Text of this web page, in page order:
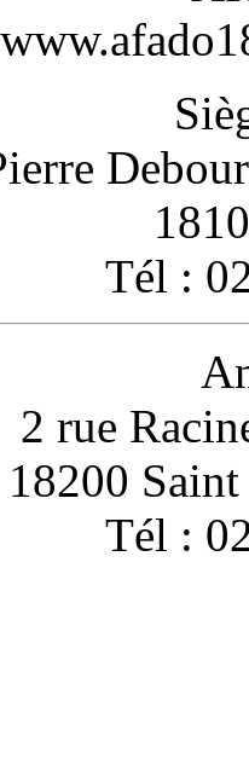
Tél :
2 rue
18200
Tél :